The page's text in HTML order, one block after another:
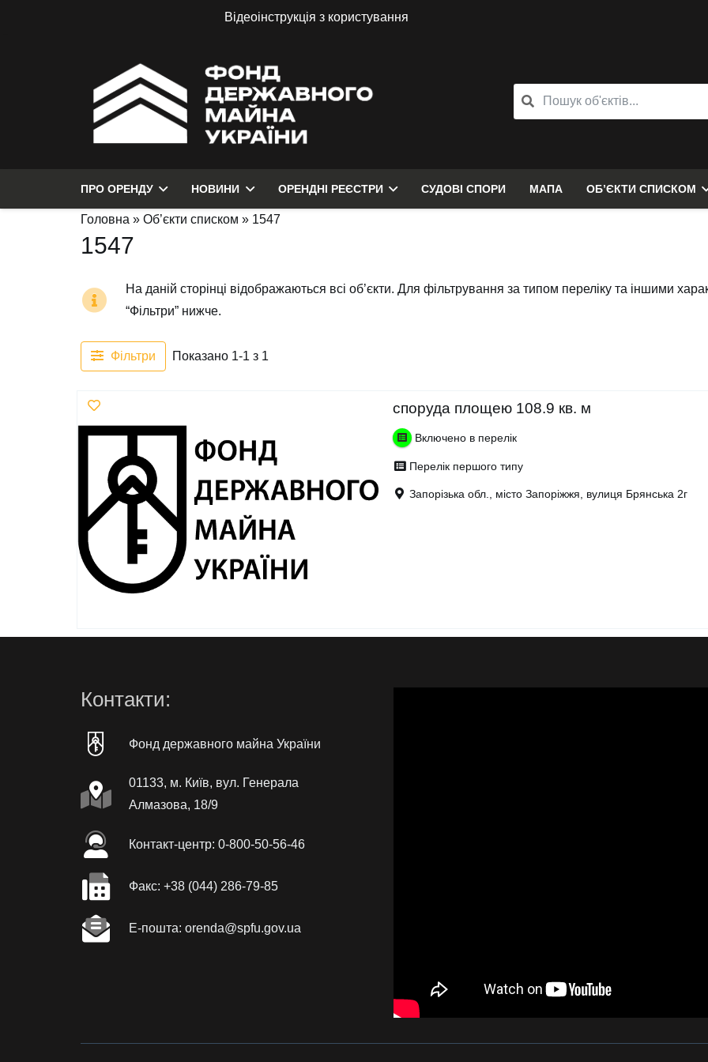
Відеоінструкція з користування
ПРО ОРЕНДУ НОВИНИ ОРЕНДНІ РЕЄСТРИ СУДОВІ СПОРИ МАПА ОБ’ЄКТИ СПИСКОМ
Головна » Об’єкти списком » 1547
1547
На даній сторінці відображаються всі об’єкти. Для фільтрування за типом переліку та іншими
“Фільтри” нижче.
Фільтри Показано 1-1 з 1
споруда площею 108.9 кв. м
Включено в перелік
Перелік першого типу
Запорізька обл., місто Запоріжжя, вулиця Брянська 2г
Контакти:
Фонд державного майна України
01133, м. Київ, вул. Генерала
Алмазова, 18/9
Контакт-центр: 0-800-50-56-46
Факc: +38 (044) 286-79-85
Е-пошта: orenda@spfu.gov.ua